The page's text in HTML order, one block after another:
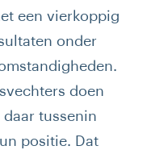
een vierkoppig
onder
doen
tussenin
positie. Dat